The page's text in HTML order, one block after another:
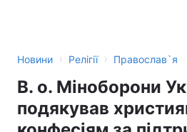
Новини › Релігії › Православ`я
В. о. Міноборони
подякував